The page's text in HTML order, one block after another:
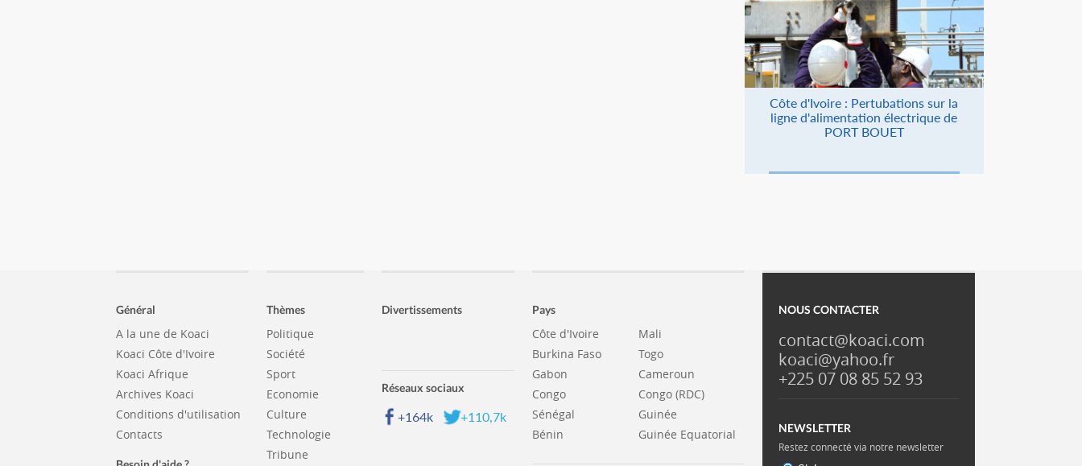
Côte d'Ivoire : Pertubations sur la
ligne d'alimentation électrique de
PORT BOUET
Général
A la une de Koaci
Koaci Côte d'Ivoire
Koaci Afrique
Archives Koaci
Conditions d'utilisation
Contacts
Thèmes
Politique
Société
Sport
Economie
Culture
Technologie
Tribune
Divertissements
Réseaux sociaux
+164k +110,7k
Pays
Côte d'Ivoire
Burkina Faso
Gabon
Congo
Sénégal
Bénin
Mali
Togo
Cameroun
Congo (RDC)
Guinée
Guinée Equatorial
NOUS CONTACTER
contact@koaci.com
koaci@yahoo.fr
+225 07 08 85 52 93
NEWSLETTER
Restez connecté via notre newsletter